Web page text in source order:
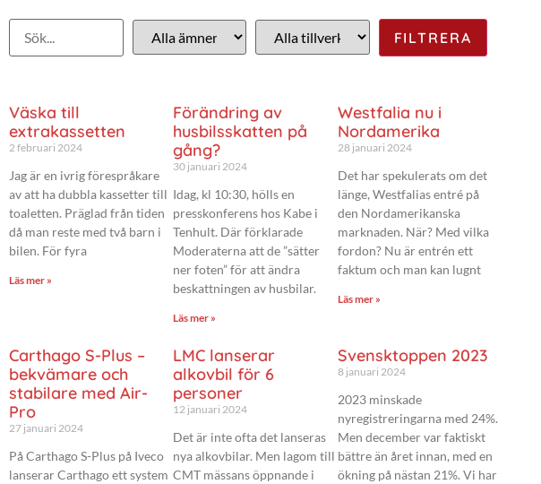
Väska till
extrakassetten
2 februari 2024
Jag är en ivrig förespråkare
av att ha dubbla kassetter till
toaletten. Präglad från tiden
då man reste med två barn i
bilen. För fyra
Läs mer »
Förändring av
husbilsskatten på
gång?
30 januari 2024
Idag, kl 10:30, hölls en
presskonferens hos Kabe i
Tenhult. Där förklarade
Moderaterna att de ”sätter
ner foten” för att ändra
beskattningen av husbilar.
Läs mer »
Westfalia nu i
Nordamerika
28 januari 2024
Det har spekulerats om det
länge, Westfalias entré på
den Nordamerikanska
marknaden. När? Med vilka
fordon? Nu är entrén ett
faktum och man kan lugnt
Läs mer »
Carthago S-Plus –
bekvämare och
stabilare med Air-
Pro
27 januari 2024
På Carthago S-Plus på Iveco
lanserar Carthago ett system
LMC lanserar
alkovbil för 6
personer
12 januari 2024
Det är inte ofta det lanseras
nya alkovbilar. Men lagom till
CMT mässans öppnande i
Svensktoppen 2023
8 januari 2024
2023 minskade
nyregistreringarna med 24%.
Men december var faktiskt
bättre än året innan, med en
ökning på nästan 21%. Vi har